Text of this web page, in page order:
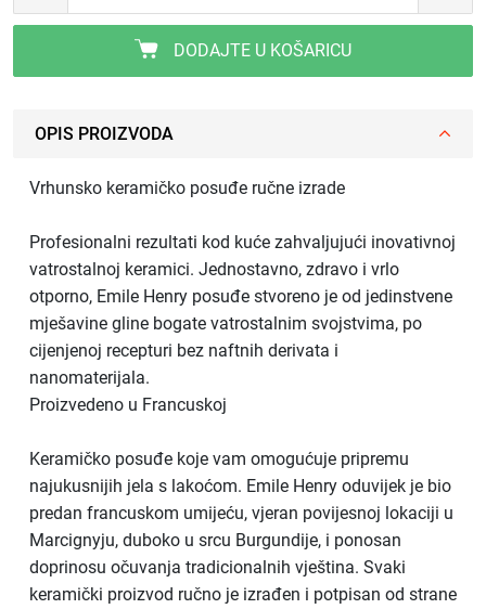
DODAJTE U KOŠARICU
OPIS PROIZVODA
Vrhunsko keramičko posuđe ručne izrade
Profesionalni rezultati kod kuće zahvaljujući inovativnoj
vatrostalnoj keramici. Jednostavno, zdravo i vrlo
otporno, Emile Henry posuđe stvoreno je od jedinstvene
mješavine gline bogate vatrostalnim svojstvima, po
cijenjenoj recepturi bez naftnih derivata i
nanomaterijala.
Proizvedeno u Francuskoj
Keramičko posuđe koje vam omogućuje pripremu
najukusnijih jela s lakoćom. Emile Henry oduvijek je bio
predan francuskom umijeću, vjeran povijesnoj lokaciji u
Marcignyju, duboko u srcu Burgundije, i ponosan
doprinosu očuvanja tradicionalnih vještina. Svaki
keramički proizvod ručno je izrađen i potpisan od strane